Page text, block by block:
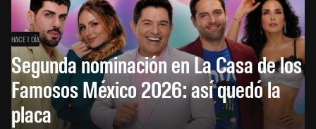
HACE 1 DÍA
Segunda nominación en La Casa de los
Famosos México 2026: así quedó la
placa